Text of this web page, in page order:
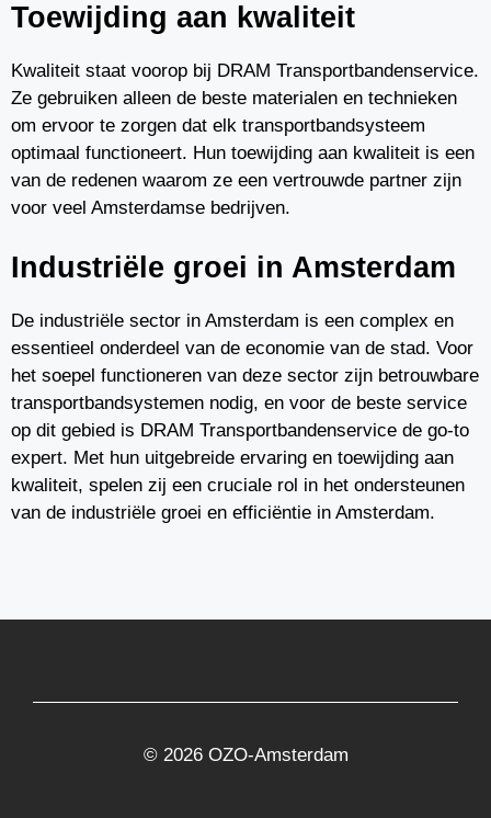
Toewijding aan kwaliteit
Kwaliteit staat voorop bij DRAM Transportbandenservice.
Ze gebruiken alleen de beste materialen en technieken
om ervoor te zorgen dat elk transportbandsysteem
optimaal functioneert. Hun toewijding aan kwaliteit is een
van de redenen waarom ze een vertrouwde partner zijn
voor veel Amsterdamse bedrijven.
Industriële groei in Amsterdam
De industriële sector in Amsterdam is een complex en
essentieel onderdeel van de economie van de stad. Voor
het soepel functioneren van deze sector zijn betrouwbare
transportbandsystemen nodig, en voor de beste service
op dit gebied is DRAM Transportbandenservice de go-to
expert. Met hun uitgebreide ervaring en toewijding aan
kwaliteit, spelen zij een cruciale rol in het ondersteunen
van de industriële groei en efficiëntie in Amsterdam.
© 2026 OZO-Amsterdam